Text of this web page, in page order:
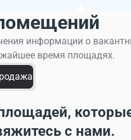
информации о
время площадях.
с нами.